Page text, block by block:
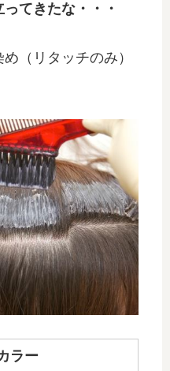
てきたな・・・
（リタッチのみ）
ラー